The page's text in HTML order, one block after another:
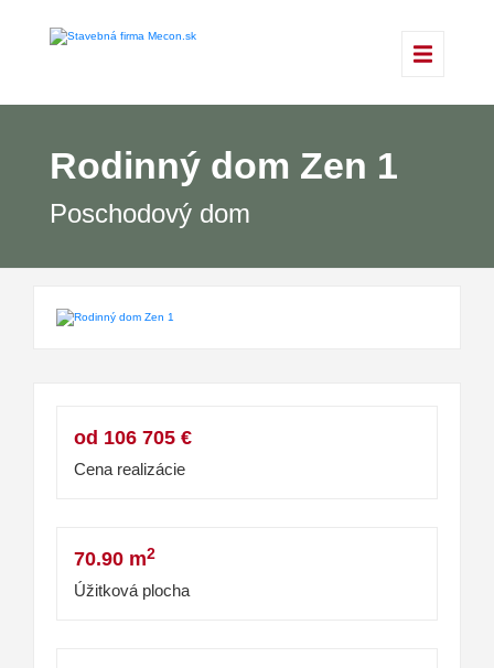
Rodinný dom Zen 1
Poschodový dom
od 106 705 €
Cena realizácie
70.90 m2
Úžitková plocha